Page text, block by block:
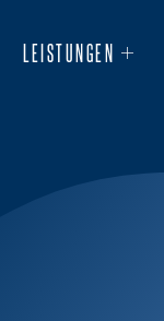
LEISTUNGEN